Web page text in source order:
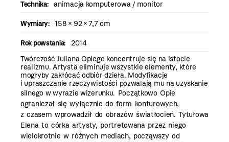
Technika: animacja komputerowa / monitor
Wymiary: 158 × 92 × 7,7 cm
Rok powstania:
2014
Twórczość Juliana Opiego koncentruje się na istocie
realizmu. Artysta eliminuje wszystkie elementy, które
mogłyby zakłócać odbiór dzieła. Modyfikacje
i upraszczanie rzeczywistości pozwalają mu na uzyskanie
silnego w wyrazie wizerunku. Początkowo Opie
ograniczał się wyłącznie do form konturowych,
z czasem wprowadził do obrazów światłocień.Tytułowa
Elena to córka artysty, portretowana przez niego
wielokrotnie w różnych mediach, począwszy od